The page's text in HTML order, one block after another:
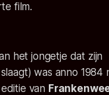
film.
het jongetje dat zijn
was anno 1984
van